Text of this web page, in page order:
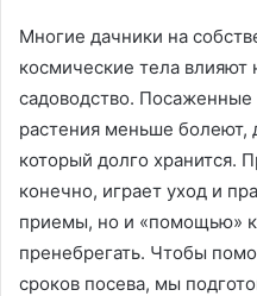
Многие дачники на
космические тела влияют
садоводство. Посаженные
растения меньше
который долго хранится.
конечно, играет уход и
приемы, но и «помощью»
пренебрегать. Чтобы
сроков посева, мы